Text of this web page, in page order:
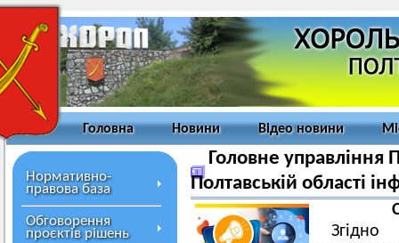
Головна Новини Відео новини
Нормативно-
правова база
Обговорення
проєктів рішень
Головне управління
Полтавській області